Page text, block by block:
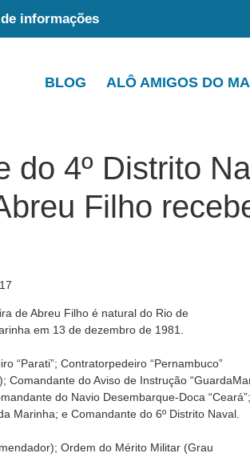
informações
BLOG ALÔ AMIGOS DO
do 4º Distrito
Filho
de Abreu Filho é natural do Rio de
em 13 de dezembro de 1981.
“Parati”; Contratorpedeiro “Pernambuco”
Comandante do Aviso de Instrução
do Navio Desembarque-Doca “Ceará”;
Marinha; e Comandante do 6º Distrito Naval.
Ordem do Mérito Militar (Grau